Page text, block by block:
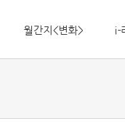
월간지<변화> i-